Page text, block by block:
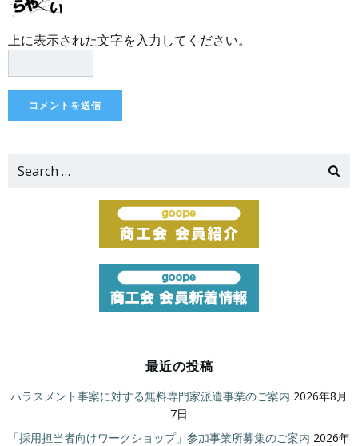
上に表示された文字を入力してください。
Search
最近の投稿
ハラスメント事案に対する無料専門家派遣事業のご案内 2026年8月
7日
「採用担当者向けワークショップ」参加事業所募集のご案内 2026年